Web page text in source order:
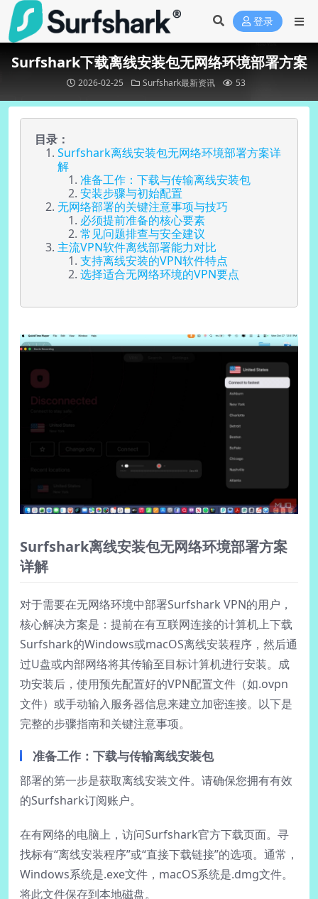
登录
Surfshark下载离线安装包无网络环境部署方案
2026-02-25 Surfshark最新资讯 53
目录：
Surfshark离线安装包无网络环境部署方案详
解
准备工作：下载与传输离线安装包
安装步骤与初始配置
无网络部署的关键注意事项与技巧
必须提前准备的核心要素
常见问题排查与安全建议
主流VPN软件离线部署能力对比
支持离线安装的VPN软件特点
选择适合无网络环境的VPN要点
Surfshark离线安装包无网络环境部署方案
详解
对于需要在无网络环境中部署Surfshark VPN的用户，
核心解决方案是：提前在有互联网连接的计算机上下载
Surfshark的Windows或macOS离线安装程序，然后通
过U盘或内部网络将其传输至目标计算机进行安装。成
功安装后，使用预先配置好的VPN配置文件（如.ovpn
文件）或手动输入服务器信息来建立加密连接。以下是
完整的步骤指南和关键注意事项。
准备工作：下载与传输离线安装包
部署的第一步是获取离线安装文件。请确保您拥有有效
的Surfshark订阅账户。
在有网络的电脑上，访问Surfshark官方下载页面。寻
找标有“离线安装程序”或“直接下载链接”的选项。通常，
Windows系统是.exe文件，macOS系统是.dmg文件。
将此文件保存到本地磁盘。